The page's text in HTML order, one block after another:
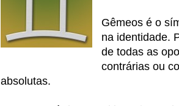
Gêmeos é o
na identidade.
de todas as
contrárias ou
absolutas.